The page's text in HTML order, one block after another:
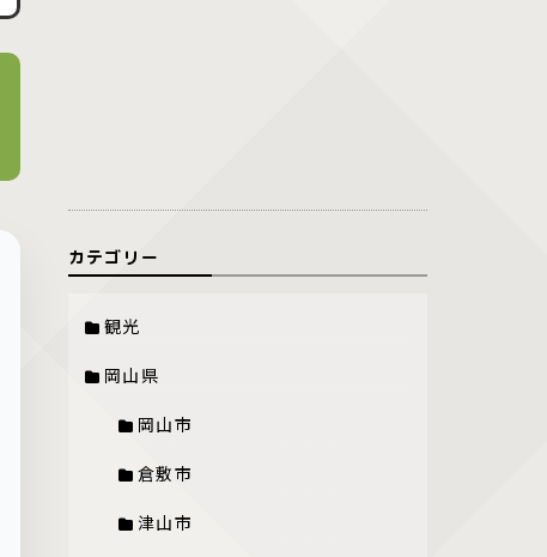
カテゴリー
観光
岡山県
岡山市
倉敷市
津山市